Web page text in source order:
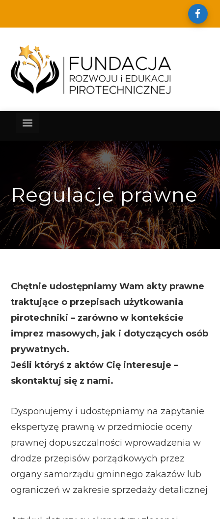
Regulacje prawne
Chętnie udostępniamy Wam akty prawne
traktujące o przepisach użytkowania
pirotechniki – zarówno w kontekście
imprez masowych, jak i dotyczących osób
prywatnych.
Jeśli któryś z aktów Cię interesuje –
skontaktuj się z nami.
Dysponujemy i udostępniamy na zapytanie
ekspertyzę prawną w przedmiocie oceny
prawnej dopuszczalności wprowadzenia w
drodze przepisów porządkowych przez
organy samorządu gminnego zakazów lub
ograniczeń w zakresie sprzedaży detalicznej